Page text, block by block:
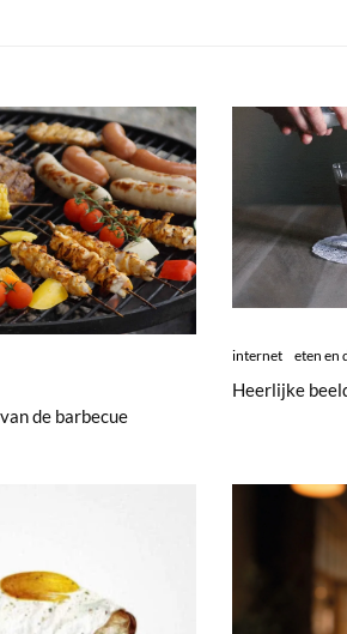
de barbecue
internet eten en
Heerlijke